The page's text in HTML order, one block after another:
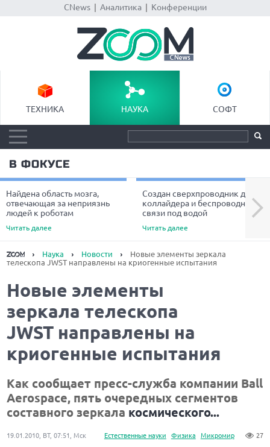
CNews| Аналитика| Конференции
ТЕХНИКА НАУКА СОФТ
В ФОКУСЕ
Найдена область мозга,
отвечающая за неприязнь
людей к роботам
Читать далее
Создан сверхпроводник для
коллайдера и беспроводной
связи под водой
Читать далее
Next
Наука Новости
Новые элементы зеркала
телескопа JWST направлены на криогенные испытания
Новые элементы
зеркала телескопа
JWST направлены на
криогенные испытания
Как сообщает пресс-служба компании Ball
Aerospace, пять очередных сегментов
составного зеркала космического...
Естественные науки Физика Микромир 27
19.01.2010, ВТ, 07:51, Мск